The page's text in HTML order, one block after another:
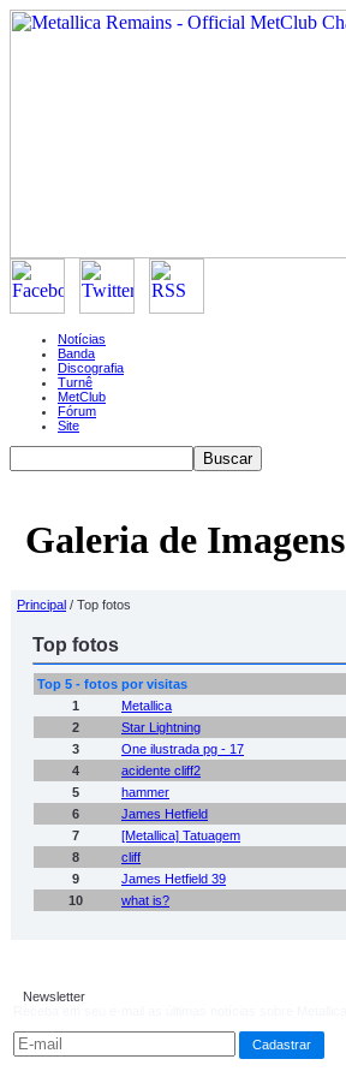
Notícias
Banda
Discografia
Turnê
MetClub
Fórum
Site
Galeria de Imagens
Principal / Top fotos
Top fotos
Top 5 - fotos por visitas
1
Metallica
2
Star Lightning
3
One ilustrada pg - 17
4
acidente cliff2
5
hammer
6
James Hetfield
7
[Metallica] Tatuagem
8
cliff
9
James Hetfield 39
10
what is?
Newsletter